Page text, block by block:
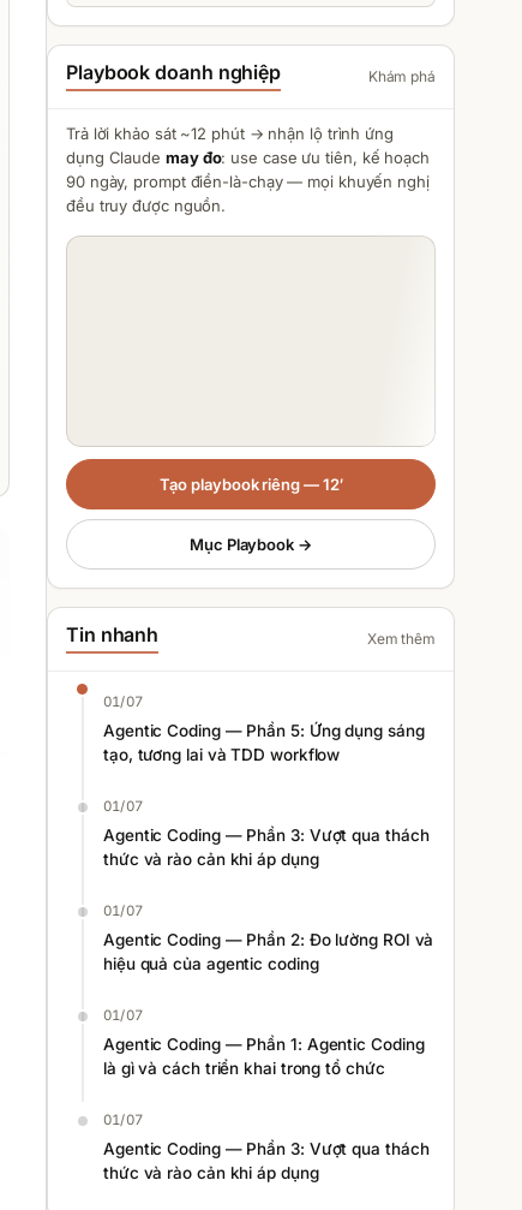
Playbook doanh nghiệp Khám phá
Trả lời khảo sát ~12 phút → nhận lộ trình ứng
dụng Claude may đo: use case ưu tiên, kế hoạch
90 ngày, prompt điền-là-chạy — mọi khuyến nghị
đều truy được nguồn.
Tạo playbook riêng — 12′
Mục Playbook →
Tin nhanh Xem thêm
01/07
Agentic Coding — Phần 5: Ứng dụng sáng
tạo, tương lai và TDD workflow
01/07
Agentic Coding — Phần 3: Vượt qua thách
thức và rào cản khi áp dụng
01/07
Agentic Coding — Phần 2: Đo lường ROI và
hiệu quả của agentic coding
01/07
Agentic Coding — Phần 1: Agentic Coding
là gì và cách triển khai trong tổ chức
01/07
Agentic Coding — Phần 3: Vượt qua thách
thức và rào cản khi áp dụng